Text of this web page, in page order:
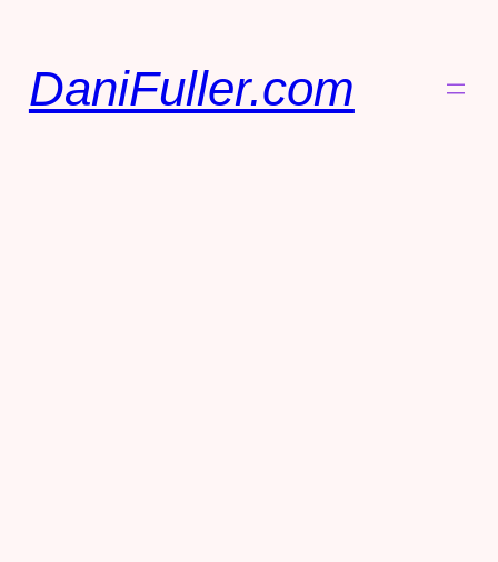
DaniFuller.com